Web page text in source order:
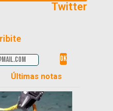
Twitter
Últimas notas